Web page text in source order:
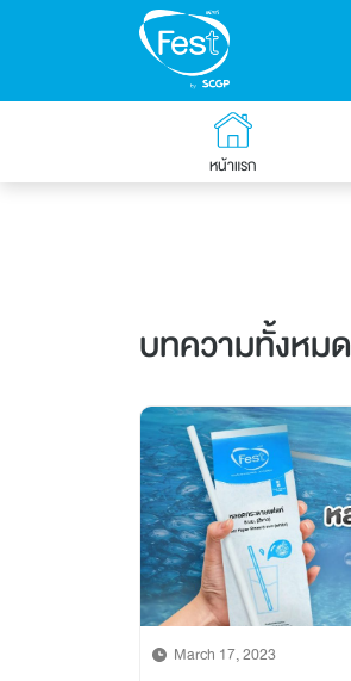
หน้าแรก
บทความทั้งหมด
March 17, 2023